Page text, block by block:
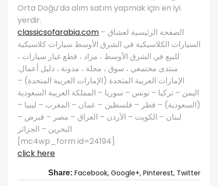
Orta Doğu’da alım satım yapmak için en iyi
yerdir.
classicsofarabia.com – الصفحة الرئيسية لعشاق
السيارات الكلاسيكية في الشرق الأوسط سيارات كلاسيكية
للبيع في الشرق الأوسط ، مزاد ، قطع غيار سيارات ،
منتدى مجتمعي ، سوق ، مجلة ، مدونة ، دليل أعمال.
الإمارات العربية المتحدة (الإمارات العربية المتحدة) –
اليمن – تركيا – تونس – سوريا – المملكة العربية السعودية
(السعودية) – قطر – فلسطين – عمان – المغرب – ليبيا –
لبنان – الكويت – الأردن – العراق – مصر – قبرص –
البحرين – الجزائر
[mc4wp_form id=24194]
click here
Share: Facebook, Google+, Pinterest, Twitter